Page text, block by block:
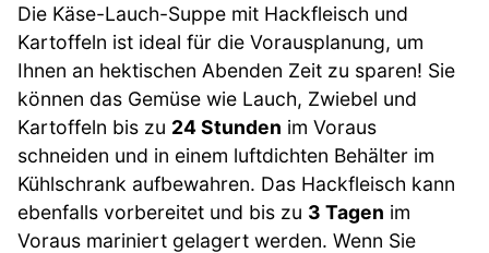
Die Käse-Lauch-Suppe mit Hackfleisch und
Kartoffeln ist ideal für die Vorausplanung, um
Ihnen an hektischen Abenden Zeit zu sparen! Sie
können das Gemüse wie Lauch, Zwiebel und
Kartoffeln bis zu 24 Stunden im Voraus
schneiden und in einem luftdichten Behälter im
Kühlschrank aufbewahren. Das Hackfleisch kann
ebenfalls vorbereitet und bis zu 3 Tagen im
Voraus mariniert gelagert werden. Wenn Sie